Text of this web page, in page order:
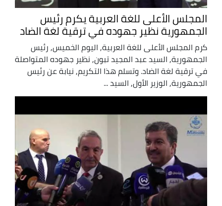
المجلس الأعلى للغة العربية يكرم رئيس
الجمهورية نظير جهوده في ترقية لغة الضاد
كرم المجلس الأعلى للغة العربية, اليوم الخميس, رئيس
الجمهورية, السيد عبد المجيد تبون, نظير جهوده المتواصلة
في ترقية لغة الضاد. وتسلم هذا التكريم, نيابة عن رئيس
الجمهورية, الوزير الأول, السيد ...